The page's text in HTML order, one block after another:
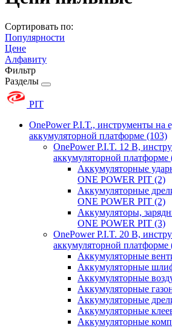
Сортировать по:
Популярности
Цене
Алфавиту
Фильтр
Разделы
PIT
OnePower P.I.T., инструменты на
аккумуляторной платформе (103)
OnePower P.I.T. 12 В,
аккумуляторной платформе
Аккумуляторные
ONE POWER PIT (2)
Аккумуляторные
ONE POWER PIT (2)
Аккумуляторы,
ONE POWER PIT (3)
OnePower P.I.T. 20 В,
аккумуляторной платформе
Аккумуляторные
Аккумуляторные
Аккумуляторные
Аккумуляторные
Аккумуляторные
Аккумуляторные
Аккумуляторные